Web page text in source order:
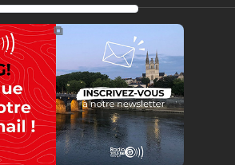
https://radio-g.fr?7750
⧉